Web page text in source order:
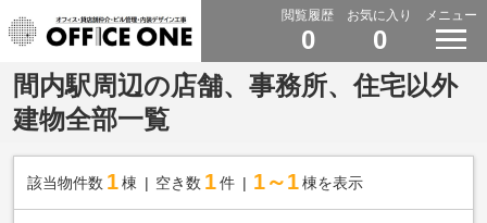
閲覧履歴
0
お気に入り
0
メニュー
間内駅周辺の店舗、事務所、住宅以外
建物全部一覧
該当物件数 1棟 空き数 1 件 1～1 棟を表示